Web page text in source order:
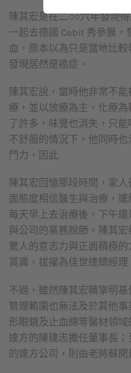
陳其宏是在二○○六年發現
一起去德國 Cebit 秀參展
血，原本以為只是當地比
發現居然是癌症。
陳其宏說，當時他非常不
療，並以放療為主，化療
了許多，味覺也消失，只
不舒服的情況下，他同時
鬥力，因此
陳其宏回憶那段時間，家
面態度相信醫生與治療，
每天早上去治療後，下午
與公司的業務脫節。陳其
驚人的意志力與正面積極
賞識，拔擢為佳世達總經理
不過，雖然陳其宏職掌明
管理範圍也無法及於其他
形眼鏡及止血綿等醫材領
達方的陳建志擔任董事長
的達方公司，則由老將蘇開